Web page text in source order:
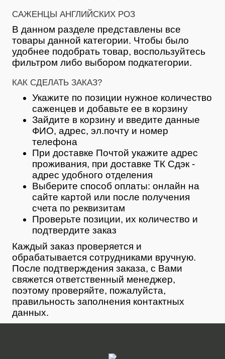
САЖЕНЦЫ АНГЛИЙСКИХ РОЗ
В данном разделе представлены все
товары данной категории. Чтобы было
удобнее подобрать товар, воспользуйтесь
фильтром либо выбором подкатегории.
КАК СДЕЛАТЬ ЗАКАЗ?
Укажите по позиции нужное количество
саженцев и добавьте ее в корзину
Зайдите в корзину и введите данные
ФИО, адрес, эл.почту и номер
телефона
При доставке Почтой укажите адрес
проживания, при доставке ТК Сдэк -
адрес удобного отделения
Выберите способ оплаты: онлайн на
сайте картой или после получения
счета по реквизитам
Проверьте позиции, их количество и
подтвердите заказ
Каждый заказ проверяется и
обрабатывается сотрудниками вручную.
После подтверждения заказа, с Вами
свяжется ответственный менеджер,
поэтому проверяйте, пожалуйста,
правильность заполнения контактных
данных.